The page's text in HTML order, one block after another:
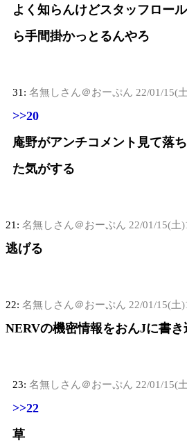
よく知らんけどスタッフロー
ら手間掛かっとるんやろ
31: 名無しさん＠おーぷん 22/01/15(
>>20
庵野がアンチコメント見て落
た気がする
21: 名無しさん＠おーぷん 22/01/15(土
逃げる
22: 名無しさん＠おーぷん 22/01/15(土
NERVの機密情報をおんJに書き
23: 名無しさん＠おーぷん 22/01/15(
>>22
草